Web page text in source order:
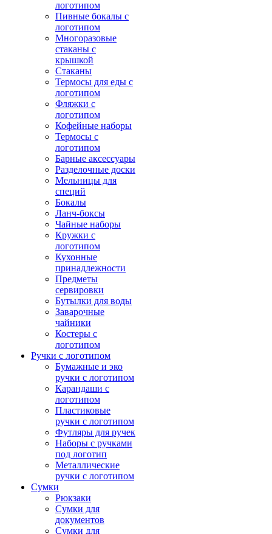
логотипом
Пивные бокалы с
логотипом
Многоразовые
стаканы с
крышкой
Стаканы
Термосы для еды с
логотипом
Фляжки с
логотипом
Кофейные наборы
Термосы с
логотипом
Барные аксессуары
Разделочные доски
Мельницы для
специй
Бокалы
Ланч-боксы
Чайные наборы
Кружки с
логотипом
Кухонные
принадлежности
Предметы
сервировки
Бутылки для воды
Заварочные
чайники
Костеры с
логотипом
Ручки с логотипом
Бумажные и эко
ручки с логотипом
Карандаши с
логотипом
Пластиковые
ручки с логотипом
Футляры для ручек
Наборы с ручками
под логотип
Металлические
ручки с логотипом
Сумки
Рюкзаки
Сумки для
документов
Сумки для